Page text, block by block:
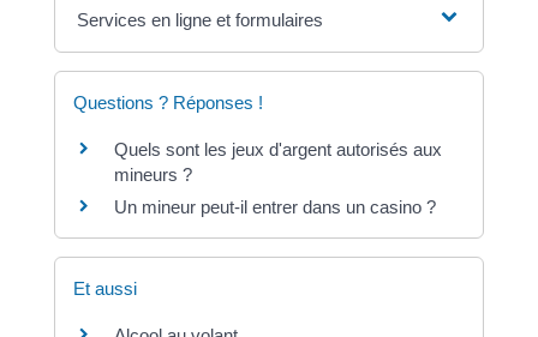
Services en ligne et formulaires
Questions ? Réponses !
Quels sont les jeux d'argent autorisés aux
mineurs ?
Un mineur peut-il entrer dans un casino ?
Et aussi